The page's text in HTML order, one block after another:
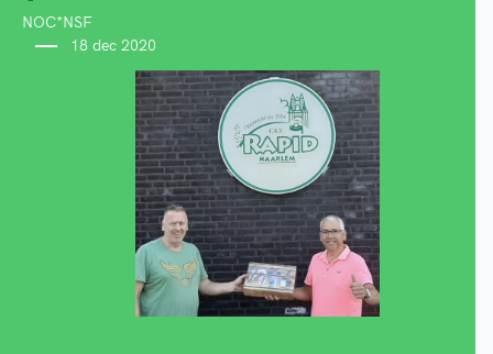
NOC*NSF
18 dec 2020